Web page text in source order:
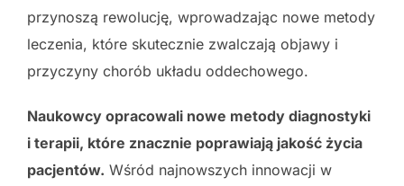
przynoszą rewolucję, wprowadzając nowe metody
leczenia, które skutecznie zwalczają objawy i
przyczyny chorób układu oddechowego.
Naukowcy opracowali nowe metody diagnostyki
i terapii, które znacznie poprawiają jakość życia
pacjentów. Wśród najnowszych innowacji w